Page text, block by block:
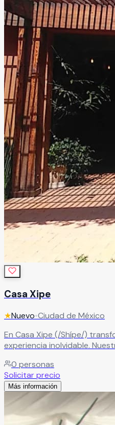
Casa Xipe
★Nuevo•Ciudad de México
En Casa Xipe (/Shípe/)
experiencia inolvidable.
magia, cuidando cada
invitados.Leer más
0 personas
Solicitar precio
Más información